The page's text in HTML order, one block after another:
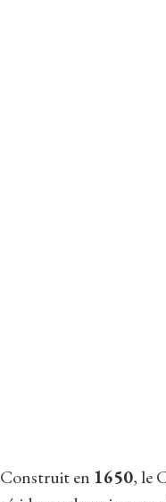
Construit en 1650, le